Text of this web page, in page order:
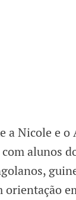
Nicole e o
alunos